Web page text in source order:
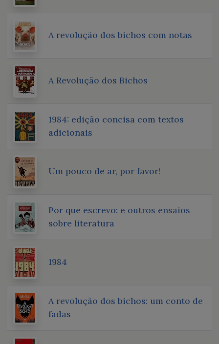
A revolução dos bichos com notas
A Revolução dos Bichos
1984: edição concisa com textos
adicionais
Um pouco de ar, por favor!
Por que escrevo: e outros ensaios
sobre literatura
1984
A revolução dos bichos: um conto de
fadas